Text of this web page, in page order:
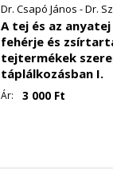
Dr. Csapó János - Dr.
A tej és az
fehérje és
tejtermékek
táplálkozásban I.
Ár: 3 000 Ft